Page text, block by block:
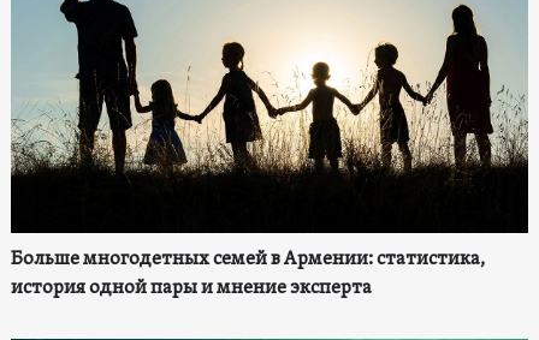
Больше многодетных семей в Армении: статистика,
история одной пары и мнение эксперта